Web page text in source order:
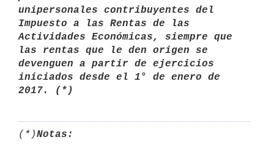
unipersonales contribuyentes del
Impuesto a las Rentas de las
Actividades Económicas, siempre que
las rentas que le den origen se
devenguen a partir de ejercicios
iniciados desde el 1° de enero de
2017. (*)
(*)Notas: